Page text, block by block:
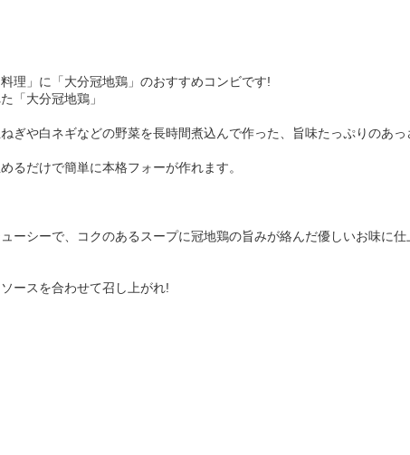
理」に「大分冠地鶏」のおすすめコンビです!
「大分冠地鶏」
ぎや白ネギなどの野菜を長時間煮込んで作った、旨味たっぷりのあっ
るだけで簡単に本格フォーが作れます。
ーシーで、コクのあるスープに冠地鶏の旨みが絡んだ優しいお味に仕
ースを合わせて召し上がれ!